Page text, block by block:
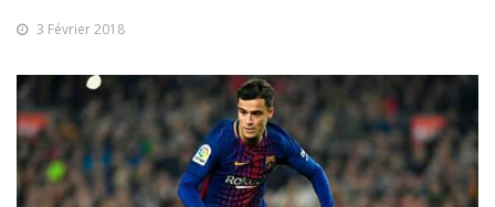
3 Février 2018